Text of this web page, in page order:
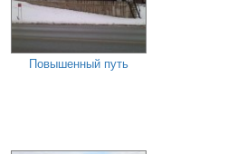
Повышенный путь